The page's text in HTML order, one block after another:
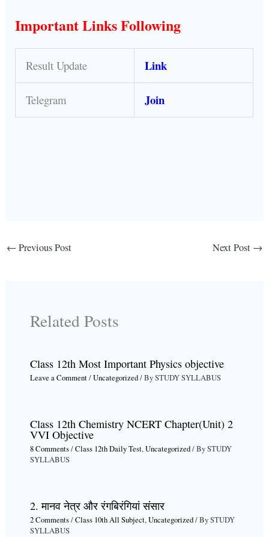
Important Links Following
Result Update Link
Telegram Join
← Previous Post Next Post →
Related Posts
Class 12th Most Important Physics objective
Leave a Comment/Uncategorized/ BySTUDY SYLLABUS
Class 12th Chemistry NCERT Chapter(Unit) 2
VVI Objective
8 Comments/Class 12th Daily Test,Uncategorized/ BySTUDY
SYLLABUS
2. मानव नेत्र और रंगबिरंगियां संसार
2 Comments/Class 10th All Subject,Uncategorized/ BySTUDY
SYLLABUS